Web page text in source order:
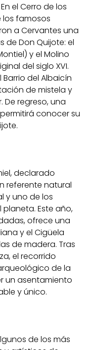
el Cerro de los
famosos
a Cervantes una
de Don Quijote: el
y el Molino
del siglo XVI.
del Albaicín
de mistela y
De regreso, una
conocer su
.
declarado
referente natural
y uno de los
Este año,
ofrece una
y el Cigüela
de madera. Tras
el recorrido
de la
un asentamiento
y único.
de los más